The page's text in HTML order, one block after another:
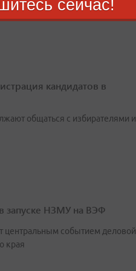
кандидатов в
общаться с избирателями и
запуске НЗМУ на ВЭФ
центральным событием деловой
края
сейчас!